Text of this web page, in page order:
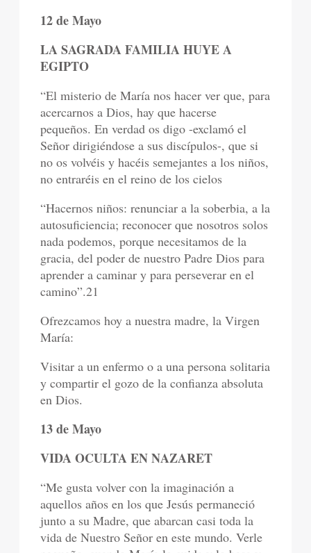
12 de Mayo
LA SAGRADA FAMILIA HUYE A
EGIPTO
“El misterio de María nos hacer ver que, para
acercarnos a Dios, hay que hacerse
pequeños. En verdad os digo -exclamó el
Señor dirigiéndose a sus discípulos-, que si
no os volvéis y hacéis semejantes a los niños,
no entraréis en el reino de los cielos
“Hacernos niños: renunciar a la soberbia, a la
autosuficiencia; reconocer que nosotros solos
nada podemos, porque necesitamos de la
gracia, del poder de nuestro Padre Dios para
aprender a caminar y para perseverar en el
camino”.21
Ofrezcamos hoy a nuestra madre, la Virgen
María:
Visitar a un enfermo o a una persona solitaria
y compartir el gozo de la confianza absoluta
en Dios.
13 de Mayo
VIDA OCULTA EN NAZARET
“Me gusta volver con la imaginación a
aquellos años en los que Jesús permaneció
junto a su Madre, que abarcan casi toda la
vida de Nuestro Señor en este mundo. Verle